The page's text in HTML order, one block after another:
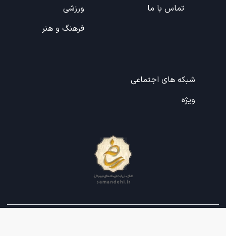
تماس با ما
ورزشی
فرهنگ و هنر
شبکه های اجتماعی
ویژه